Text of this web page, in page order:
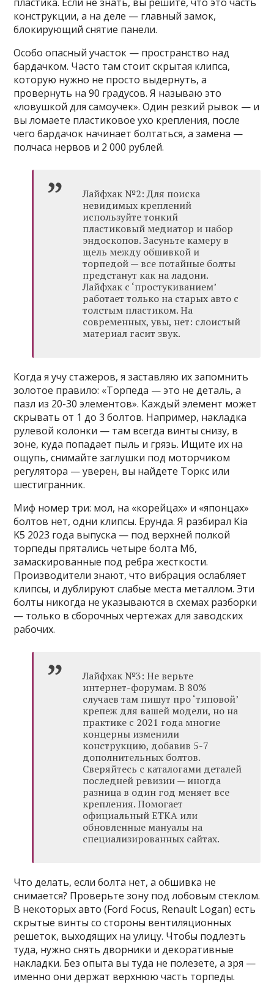
конструкции, а на деле — главный замок,
блокирующий снятие панели.
Особо опасный участок — пространство над
бардачком. Часто там стоит скрытая клипса,
которую нужно не просто выдернуть, а
провернуть на 90 градусов. Я называю это
«ловушкой для самоучек». Один резкий рывок — и
вы ломаете пластиковое ухо крепления, после
чего бардачок начинает болтаться, а замена —
полчаса нервов и 2 000 рублей.
Лайфхак №2: Для поиска
невидимых креплений
используйте тонкий
пластиковый медиатор и набор
эндоскопов. Засуньте камеру в
щель между обшивкой и
торпедой — все потайные болты
предстанут как на ладони.
Лайфхак с ‘простукиванием’
работает только на старых авто с
толстым пластиком. На
современных, увы, нет: слоистый
материал гасит звук.
Когда я учу стажеров, я заставляю их запомнить
золотое правило: «Торпеда — это не деталь, а
пазл из 20-30 элементов». Каждый элемент может
скрывать от 1 до 3 болтов. Например, накладка
рулевой колонки — там всегда винты снизу, в
зоне, куда попадает пыль и грязь. Ищите их на
ощупь, снимайте заглушки под моторчиком
регулятора — уверен, вы найдете Торкс или
шестигранник.
Миф номер три: мол, на «корейцах» и «японцах»
болтов нет, одни клипсы. Ерунда. Я разбирал Kia
K5 2023 года выпуска — под верхней полкой
торпеды прятались четыре болта M6,
замаскированные под ребра жесткости.
Производители знают, что вибрация ослабляет
клипсы, и дублируют слабые места металлом. Эти
болты никогда не указываются в схемах разборки
— только в сборочных чертежах для заводских
рабочих.
Лайфхак №3: Не верьте
интернет-форумам. В 80%
случаев там пишут про ‘типовой’
крепеж для вашей модели, но на
практике с 2021 года многие
концерны изменили
конструкцию, добавив 5-7
дополнительных болтов.
Сверяйтесь с каталогами деталей
последней ревизии — иногда
разница в один год меняет все
крепления. Помогает
официальный ETKA или
обновленные мануалы на
специализированных сайтах.
Что делать, если болта нет, а обшивка не
снимается? Проверьте зону под лобовым стеклом.
В некоторых авто (Ford Focus, Renault Logan) есть
скрытые винты со стороны вентиляционных
решеток, выходящих на улицу. Чтобы подлезть
туда, нужно снять дворники и декоративные
накладки. Без опыта вы туда не полезете, а зря —
именно они держат верхнюю часть торпеды.